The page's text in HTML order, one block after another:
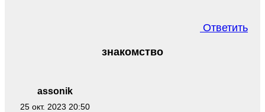
Ответить
assonik
25 окт. 2023 20:50
знакомство